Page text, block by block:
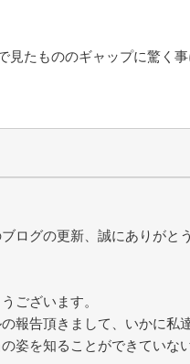
見たもののギャップに驚く
ログの更新、誠にありがと
ございます。
報告頂きまして、いかに私
姿を知ることができていな